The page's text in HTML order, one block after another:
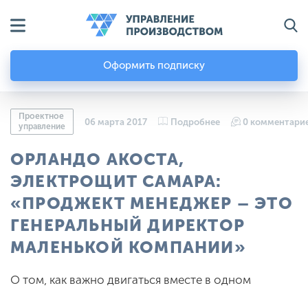
Оформить подписку
Проектное
управление
06 марта 2017 Подробнее 0
ОРЛАНДО АКОСТА,
ЭЛЕКТРОЩИТ САМАРА:
«ПРОДЖЕКТ МЕНЕДЖЕР – ЭТО
ГЕНЕРАЛЬНЫЙ ДИРЕКТОР
МАЛЕНЬКОЙ КОМПАНИИ»
О том, как важно двигаться вместе в одном